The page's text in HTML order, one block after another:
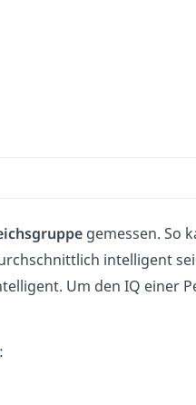
gemessen. So
intelligent
Um den IQ einer